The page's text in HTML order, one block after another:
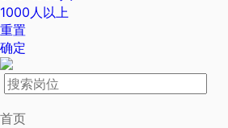
1000人以上
重置
确定
首页